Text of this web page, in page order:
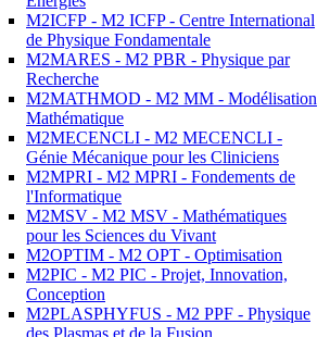
M2ICFP - M2 ICFP - Centre International
de Physique Fondamentale
M2MARES - M2 PBR - Physique par
Recherche
M2MATHMOD - M2 MM - Modélisation
Mathématique
M2MECENCLI - M2 MECENCLI -
Génie Mécanique pour les Cliniciens
M2MPRI - M2 MPRI - Fondements de
l'Informatique
M2MSV - M2 MSV - Mathématiques
pour les Sciences du Vivant
M2OPTIM - M2 OPT - Optimisation
M2PIC - M2 PIC - Projet, Innovation,
Conception
M2PLASPHYFUS - M2 PPF - Physique
des Plasmas et de la Fusion